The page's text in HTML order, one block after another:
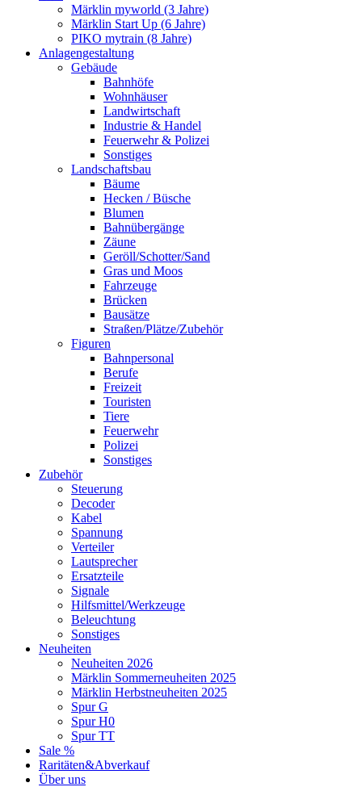
Märklin myworld (3 Jahre)
Märklin Start Up (6 Jahre)
PIKO mytrain (8 Jahre)
Anlagengestaltung
Gebäude
Bahnhöfe
Wohnhäuser
Landwirtschaft
Industrie & Handel
Feuerwehr & Polizei
Sonstiges
Landschaftsbau
Bäume
Hecken / Büsche
Blumen
Bahnübergänge
Zäune
Geröll/Schotter/Sand
Gras und Moos
Fahrzeuge
Brücken
Bausätze
Straßen/Plätze/Zubehör
Figuren
Bahnpersonal
Berufe
Freizeit
Touristen
Tiere
Feuerwehr
Polizei
Sonstiges
Zubehör
Steuerung
Decoder
Kabel
Spannung
Verteiler
Lautsprecher
Ersatzteile
Signale
Hilfsmittel/Werkzeuge
Beleuchtung
Sonstiges
Neuheiten
Neuheiten 2026
Märklin Sommerneuheiten 2025
Märklin Herbstneuheiten 2025
Spur G
Spur H0
Spur TT
Sale %
Raritäten&Abverkauf
Über uns